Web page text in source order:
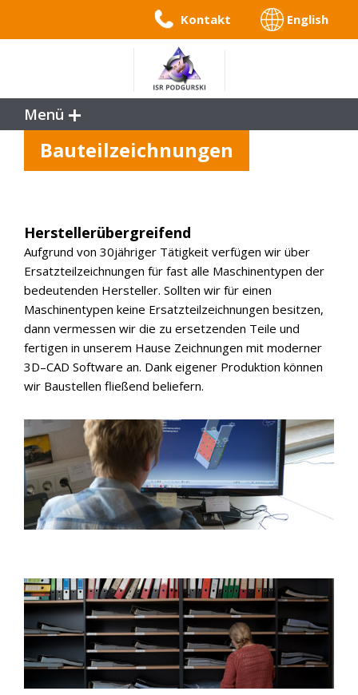
Kontakt English
Menü
Leistungen
Referenzen
Unternehmen
Bauteilzeichnungen
Herstellerübergreifend
Aufgrund von 30jähriger Tätigkeit verfügen wir über
Ersatzteilzeichnungen für fast alle Maschinentypen der
bedeutenden Hersteller. Sollten wir für einen
Maschinentypen keine Ersatzteilzeichnungen besitzen,
dann vermessen wir die zu ersetzenden Teile und
fertigen in unserem Hause Zeichnungen mit moderner
3D–CAD Software an. Dank eigener Produktion können
wir Baustellen fließend beliefern.